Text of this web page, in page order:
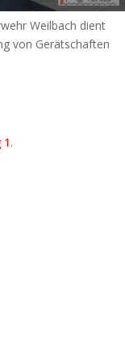
Weilbach dient
von Gerätschaften
.